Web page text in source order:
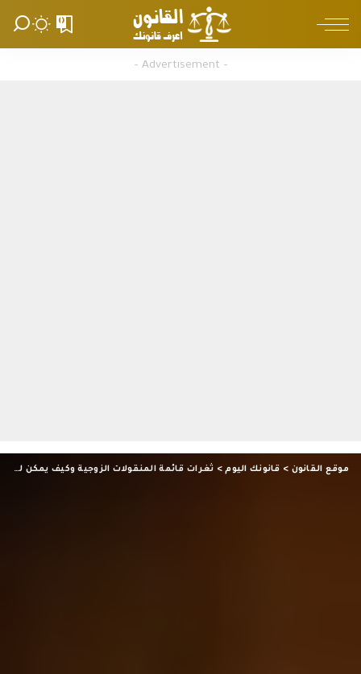
0
– Advertisement –
موقع القانون > قانونك اليوم> ثغرات قائمة المنقولات الزوجية وكيف يمكن للزوجة المطالبة بها